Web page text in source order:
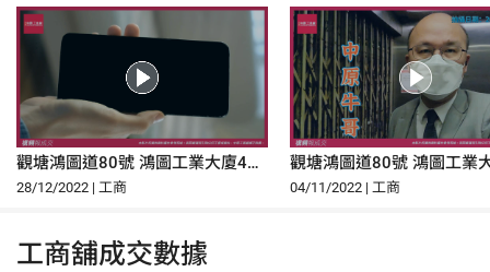
觀塘鴻圖道80號 鴻圖工業大廈4樓
3室
28/12/2022 | 工商
觀塘鴻圖道80號 鴻圖工業
樓1室
04/11/2022 | 工商
工商舖成交數據